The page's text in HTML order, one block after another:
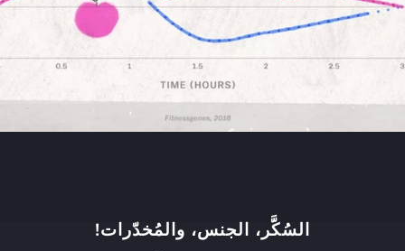
السُكَّر، الجنس، والمُخدّرات!